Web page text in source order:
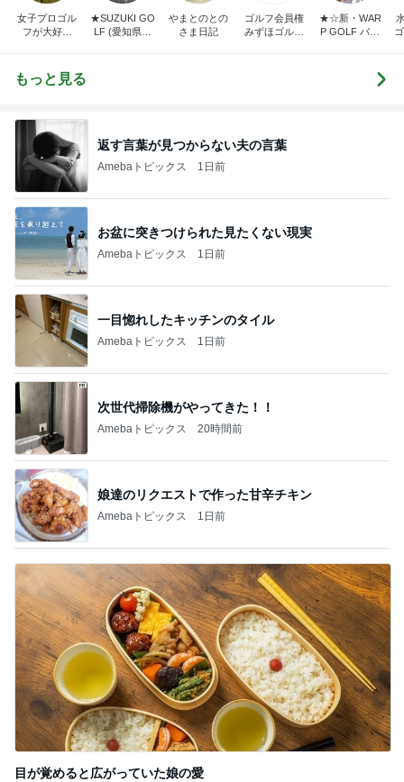
女子プロゴル
フが大好き
★SUZUKI GO
LF (愛知県半
やまとのとの
さま日記
ゴルフ会員権
みずほゴルフ
★☆新・WAR
P GOLF バカ
もっと見る
返す言葉が見つからない夫の言葉
Amebaトピックス 1日前
お盆に突きつけられた見たくない現実
Amebaトピックス 1日前
一目惚れしたキッチンのタイル
Amebaトピックス 1日前
次世代掃除機がやってきた！！
Amebaトピックス 20時間前
娘達のリクエストで作った甘辛チキン
Amebaトピックス 1日前
目が覚めると広がっていた娘の愛